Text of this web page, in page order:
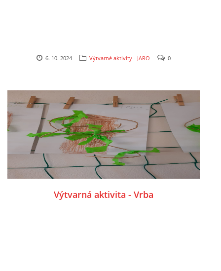
VZDĚLÁVACÍ PLÁN OD ZÁŘÍ DO ČERVNA
TÝDENNÍ PLÁNY
SMYSLOVÁ AKTIVITA
MONTESSORI AKTIVITA
6. 10. 2024 Výtvarné aktivity - JARO 0
Výtvarná aktivita - Vrba